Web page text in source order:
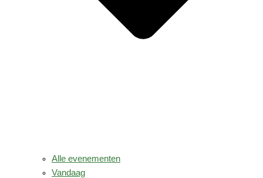
Alle evenementen
Vandaag